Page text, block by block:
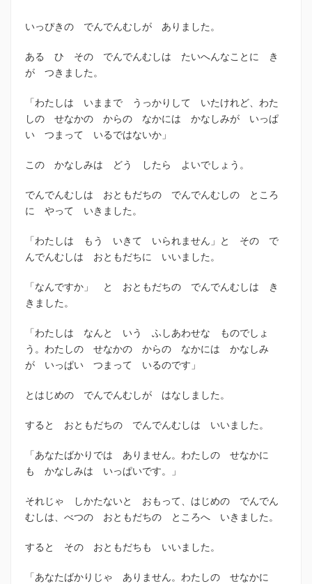
いっぴきの でんでんむしが ありました。
ある ひ その でんでんむしは たいへんなことに き
が つきました。
「わたしは いままで うっかりして いたけれど、わた
しの せなかの からの なかには かなしみが いっぱ
い つまって いるではないか」
この かなしみは どう したら よいでしょう。
でんでんむしは おともだちの でんでんむしの ところ
に やって いきました。
「わたしは もう いきて いられません」と その で
んでんむしは おともだちに いいました。
「なんですか」 と おともだちの でんでんむしは き
きました。
「わたしは なんと いう ふしあわせな ものでしょ
う。わたしの せなかの からの なかには かなしみ
が いっぱい つまって いるのです」
とはじめの でんでんむしが はなしました。
すると おともだちの でんでんむしは いいました。
「あなたばかりでは ありません。わたしの せなかに
も かなしみは いっぱいです。」
それじゃ しかたないと おもって、はじめの でんでん
むしは、べつの おともだちの ところへ いきました。
すると その おともだちも いいました。
「あなたばかりじゃ ありません。わたしの せなかに